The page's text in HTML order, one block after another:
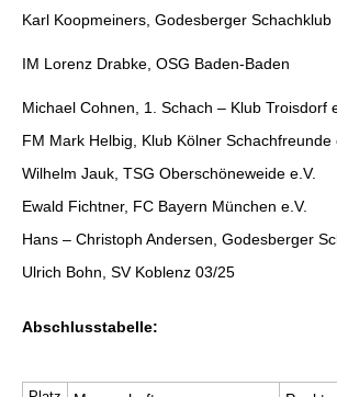
Karl Koopmeiners, Godesberger Schachklub
IM Lorenz Drabke, OSG Baden-Baden
Michael Cohnen, 1. Schach – Klub Troisdorf
FM Mark Helbig, Klub Kölner Schachfreunde
Wilhelm Jauk, TSG Oberschöneweide e.V.
Ewald Fichtner, FC Bayern München e.V.
Hans – Christoph Andersen, Godesberger
Ulrich Bohn, SV Koblenz 03/25
Abschlusstabelle: